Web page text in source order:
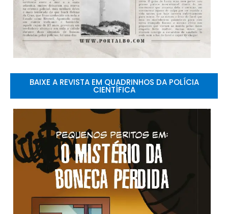
BAIXE A REVISTA EM QUADRINHOS DA POLÍCIA
CIENTÍFICA